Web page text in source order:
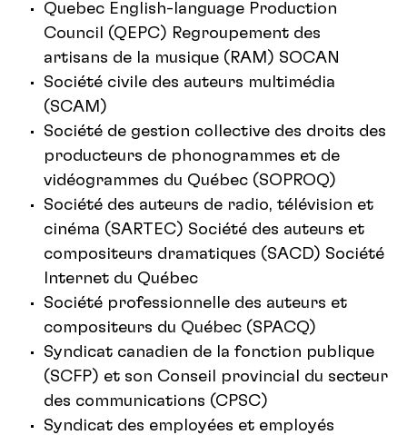
Quebec English-language Production
Council (QEPC) Regroupement des
artisans de la musique (RAM) SOCAN
Société civile des auteurs multimédia
(SCAM)
Société de gestion collective des droits des
producteurs de phonogrammes et de
vidéogrammes du Québec (SOPROQ)
Société des auteurs de radio, télévision et
cinéma (SARTEC) Société des auteurs et
compositeurs dramatiques (SACD) Société
Internet du Québec
Société professionnelle des auteurs et
compositeurs du Québec (SPACQ)
Syndicat canadien de la fonction publique
(SCFP) et son Conseil provincial du secteur
des communications (CPSC)
Syndicat des employées et employés